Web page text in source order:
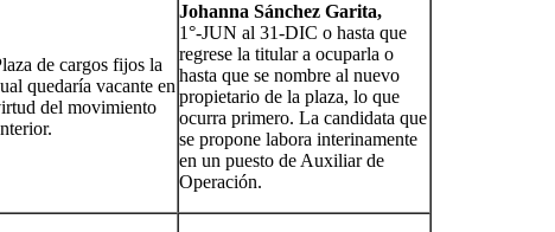
de cargos fijos la
quedaría vacante en
del movimiento
Johanna Sánchez Garita,
1°-JUN al 31-DIC o hasta que
regrese la titular a ocuparla o
hasta que se nombre al nuevo
propietario de la plaza, lo que
ocurra primero. La candidata que
se propone labora interinamente
en un puesto de Auxiliar de
Operación.